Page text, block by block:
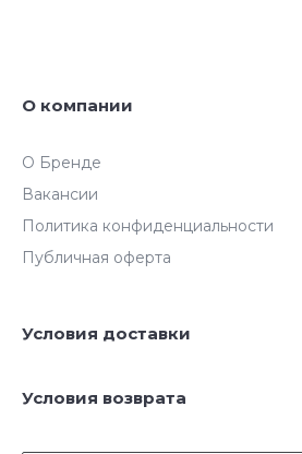
О компании
О Бренде
Вакансии
Политика конфиденциальности
Публичная оферта
Условия доставки
Условия возврата